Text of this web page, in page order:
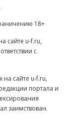
18+
сайте u-f.ru,
с
сайте u-f.ru,
портала и
заимствован.